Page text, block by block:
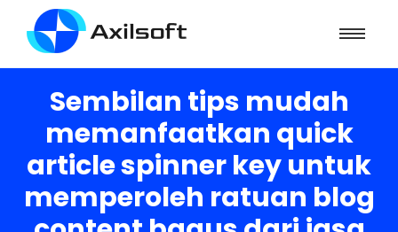
Sembilan tips mudah
memanfaatkan quick
article spinner key untuk
memperoleh ratuan blog